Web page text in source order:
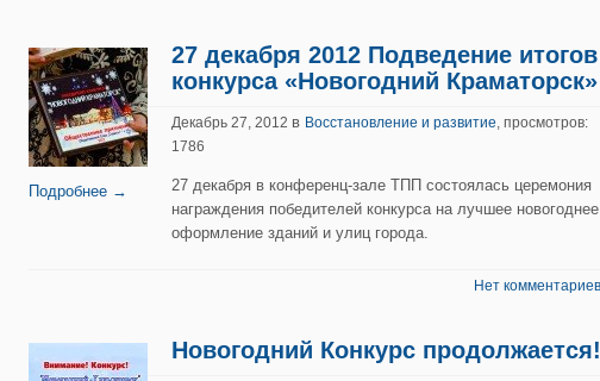
Подробнее →
27 декабря 2012 Подведение итогов
конкурса «Новогодний Краматорск»
Декабрь 27, 2012 в Восстановление и развитие, просмотров:
1786
27 декабря в конференц-зале ТПП состоялась церемония
награждения победителей конкурса на лучшее новогоднее
оформление зданий и улиц города.
Нет
Новогодний Конкурс продолжается!